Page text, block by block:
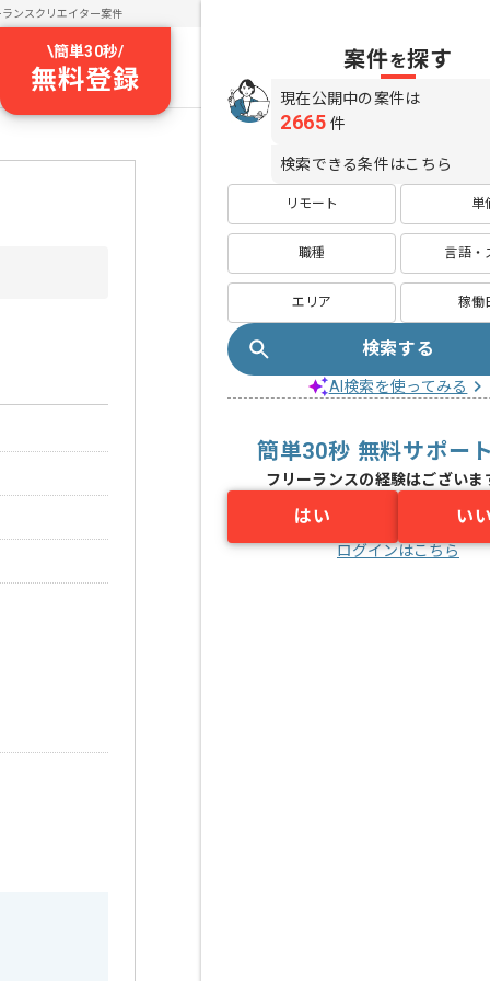
ランスクリエイター案件
\簡単30秒/
無料登録
案件を探す
現在公開中の案件は
2665 件
検索できる条件はこちら
リモート 単
職種 言語・
エリア 稼働
検索する
AI検索を使ってみる
簡単30秒 無料サポー
フリーランスの経験はございま
はい い
ログインはこちら